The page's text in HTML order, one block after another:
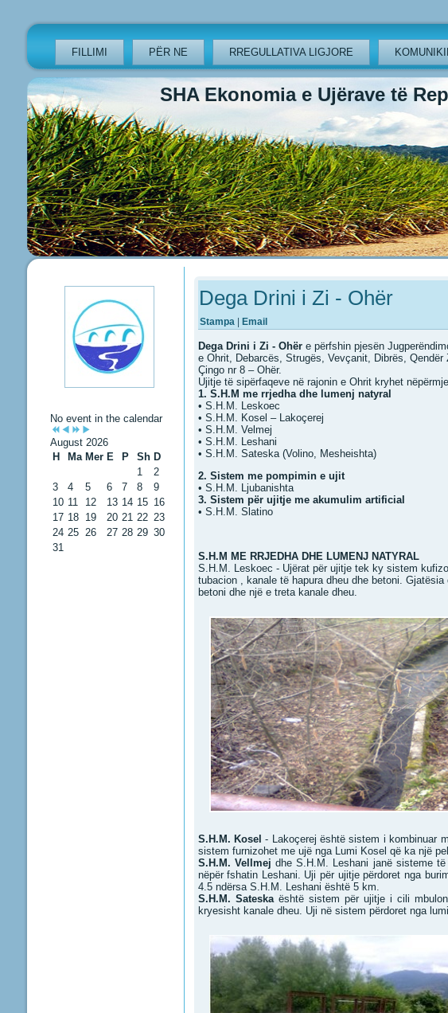
FILLIMI PËR NE RREGULLATIVA LIGJORE
SHA Ekonomia e Ujërave të
No event in the calendar
August 2026
H
Ma Mer E P Sh D
1
2
3
4 5 6 7 8
9
10 11 12 13 14 15 16
17 18 19 20 21 22 23
24 25 26 27 28 29 30
31
Dega Drini i Zi - Ohër
Stampa Email
Dega Drini i Zi - Ohëre përfshin pjesën
e Ohrit, Debarcës, Strugës, Vevçanit, Dibrës,
Çingo nr 8 – Ohër.
Ujitje të sipërfaqeve në rajonin e Ohrit kryhet
1. S.H.M me rrjedha dhe lumenj natyral
• S.H.M. Leskoec
• S.H.M. Kosel – Lakoçerej
• S.H.M. Velmej
• S.H.M. Leshani
• S.H.M. Sateska (Volino, Mesheishta)
2. Sistem me pompimin e ujit
• S.H.M. Ljubanishta
3. Sistem për ujitje me akumulim artificial
• S.H.M. Slatino
S.H.M ME RRJEDHA DHE LUMENJ NATYRAL
S.H.M. Leskoec - Ujërat për ujitje tek ky sistem
tubacion , kanale të hapura dheu dhe betoni.
betoni dhe një e treta kanale dheu.
S.H.M. Kosel - Lakoçerej është sistem i kombinuar
sistem furnizohet me ujë nga Lumi Kosel që ka një
S.H.M. Vellmej dhe S.H.M. Leshani janë sisteme
nëpër fshatin Leshani. Uji për ujitje përdoret nga
4.5 ndërsa S.H.M. Leshani është 5 km.
S.H.M. Sateskaështë sistem për ujitje i cili
kryesisht kanale dheu. Uji në sistem përdoret nga